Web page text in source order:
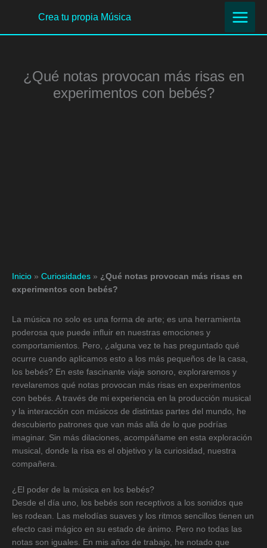
contenido
Crea tu propia Música
¿Qué notas provocan más risas en
experimentos con bebés?
Inicio » Curiosidades » ¿Qué notas provocan más risas en
experimentos con bebés?
La música no solo es una forma de arte; es una herramienta
poderosa que puede influir en nuestras emociones y
comportamientos. Pero, ¿alguna vez te has preguntado qué
ocurre cuando aplicamos esto a los más pequeños de la casa,
los bebés? En este fascinante viaje sonoro, exploraremos y
revelaremos qué notas provocan más risas en experimentos
con bebés. A través de mi experiencia en la producción musical
y la interacción con músicos de distintas partes del mundo, he
descubierto patrones que van más allá de lo que podrías
imaginar. Sin más dilaciones, acompáñame en esta exploración
musical, donde la risa es el objetivo y la curiosidad, nuestra
compañera.
¿El poder de la música en los bebés?
Desde el día uno, los bebés son receptivos a los sonidos que
les rodean. Las melodías suaves y los ritmos sencillos tienen un
efecto casi mágico en su estado de ánimo. Pero no todas las
notas son iguales. En mis años de trabajo, he notado que